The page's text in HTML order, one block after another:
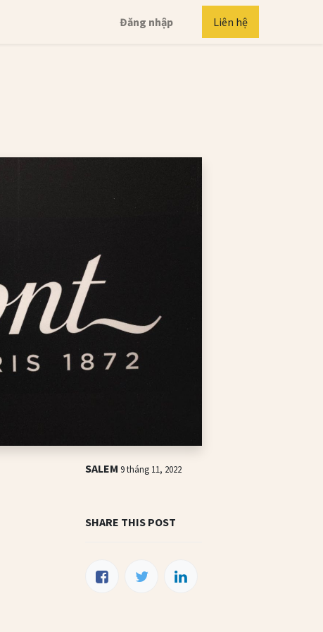
Đăng nhập Liên hệ
SALEM 9 tháng 11, 2022
SHARE THIS POST